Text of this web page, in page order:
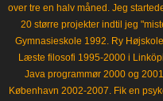
over tre en halv måned. Jeg
20 større projekter indtil jeg
Gymnasieskole 1992. Ry
Læste filosofi 1995-2000 i
Java programmør 2000 og
København 2002-2007. Fik en